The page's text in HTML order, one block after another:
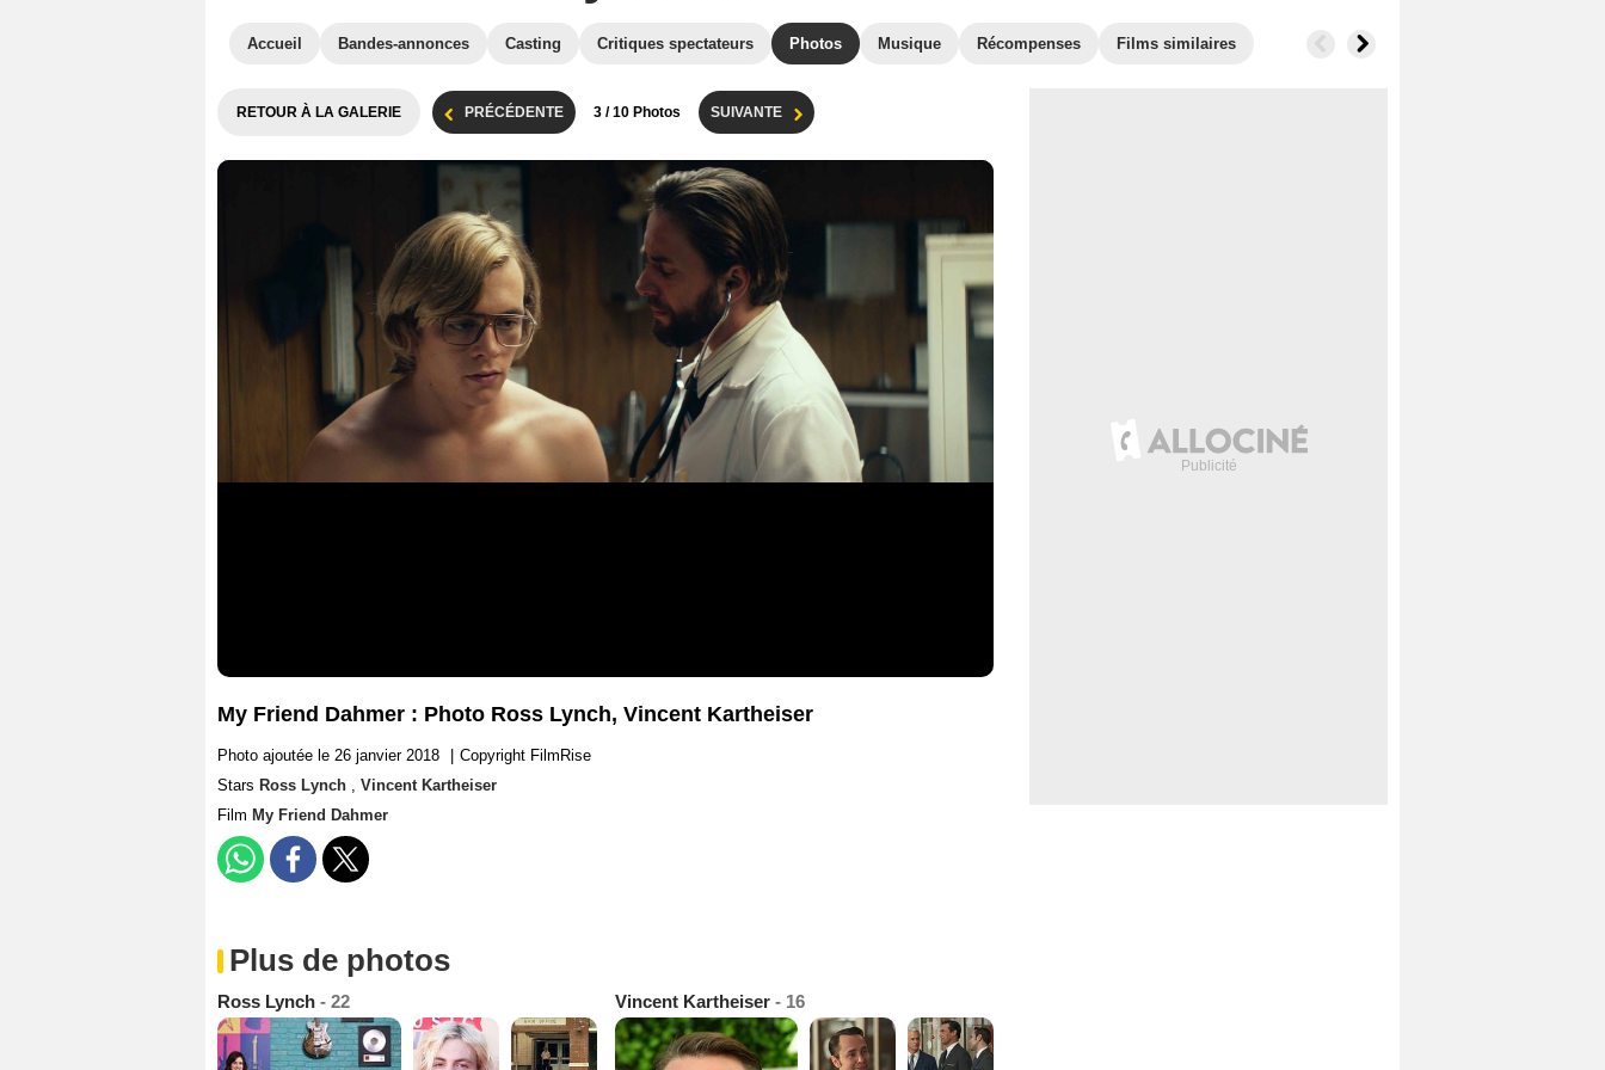
Accueil Bandes-annonces Casting Critiques spectateurs Photos Musique Récompenses Films similaires
RETOUR À LA GALERIE PRÉCÉDENTE 3 / 10 Photos SUIVANTE
My Friend Dahmer : Photo Ross Lynch, Vincent Kartheiser
Photo ajoutée le 26 janvier 2018
Copyright FilmRise
Stars Ross Lynch , Vincent Kartheiser
Film My Friend Dahmer
Plus de photos
Ross Lynch - 22 Vincent Kartheiser - 16